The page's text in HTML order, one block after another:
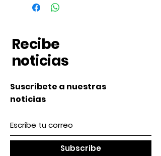
Recibe
noticias
Suscribete a nuestras
noticias
Subscribe